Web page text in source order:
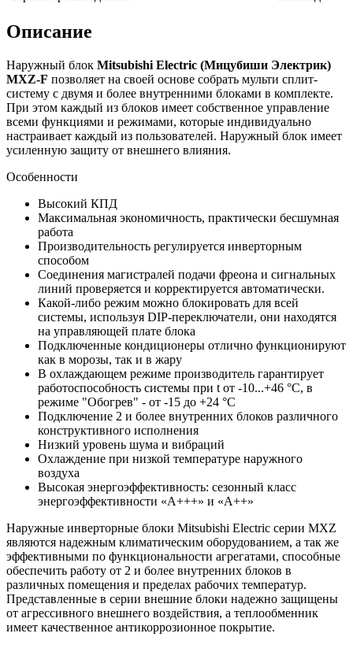
Описание
Наружный блок Mitsubishi Electric (Мицубиши Электрик)
MXZ-F позволяет на своей основе собрать мульти сплит-
систему с двумя и более внутренними блоками в комплекте.
При этом каждый из блоков имеет собственное управление
всеми функциями и режимами, которые индивидуально
настраивает каждый из пользователей. Наружный блок имеет
усиленную защиту от внешнего влияния.
Особенности
Высокий КПД
Максимальная экономичность, практически бесшумная
работа
Производительность регулируется инверторным
способом
Соединения магистралей подачи фреона и сигнальных
линий проверяется и корректируется автоматически.
Какой-либо режим можно блокировать для всей
системы, используя DIP-переключатели, они находятся
на управляющей плате блока
Подключенные кондиционеры отлично функционируют
как в морозы, так и в жару
В охлаждающем режиме производитель гарантирует
работоспособность системы при t от -10...+46 °С, в
режиме "Обогрев" - от -15 до +24 °С
Подключение 2 и более внутренних блоков различного
конструктивного исполнения
Низкий уровень шума и вибраций
Охлаждение при низкой температуре наружного
воздуха
Высокая энергоэффективность: сезонный класс
энергоэффективности «А+++» и «А++»
Наружные инверторные блоки Mitsubishi Electric серии MXZ
являются надежным климатическим оборудованием, а так же
эффективными по функциональности агрегатами, способные
обеспечить работу от 2 и более внутренних блоков в
различных помещения и пределах рабочих температур.
Представленные в серии внешние блоки надежно защищены
от агрессивного внешнего воздействия, а теплообменник
имеет качественное антикоррозионное покрытие.